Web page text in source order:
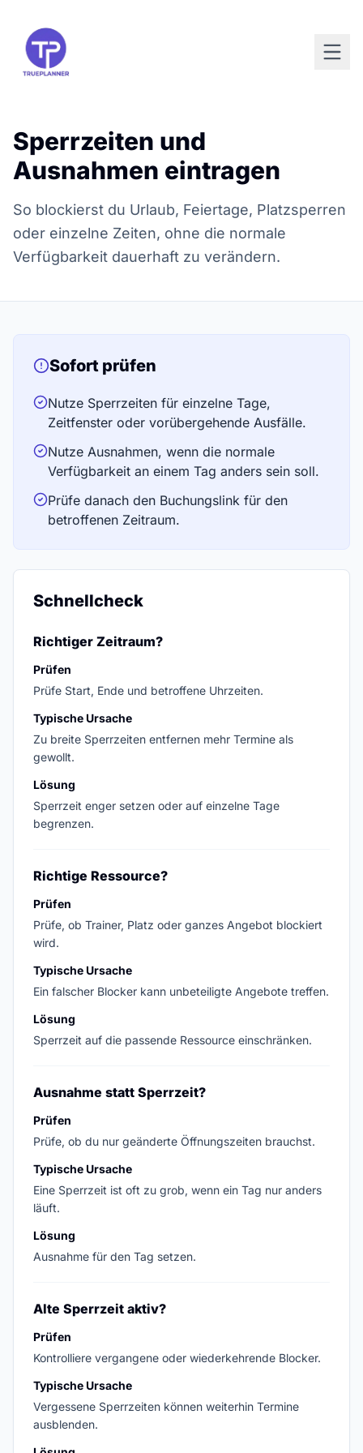
Sperrzeiten und
Ausnahmen eintragen
So blockierst du Urlaub, Feiertage, Platzsperren
oder einzelne Zeiten, ohne die normale
Verfügbarkeit dauerhaft zu verändern.
Sofort prüfen
Nutze Sperrzeiten für einzelne Tage,
Zeitfenster oder vorübergehende Ausfälle.
Nutze Ausnahmen, wenn die normale
Verfügbarkeit an einem Tag anders sein soll.
Prüfe danach den Buchungslink für den
betroffenen Zeitraum.
Schnellcheck
Richtiger Zeitraum?
Prüfen
Prüfe Start, Ende und betroffene Uhrzeiten.
Typische Ursache
Zu breite Sperrzeiten entfernen mehr Termine als
gewollt.
Lösung
Sperrzeit enger setzen oder auf einzelne Tage
begrenzen.
Richtige Ressource?
Prüfen
Prüfe, ob Trainer, Platz oder ganzes Angebot blockiert
wird.
Typische Ursache
Ein falscher Blocker kann unbeteiligte Angebote treffen.
Lösung
Sperrzeit auf die passende Ressource einschränken.
Ausnahme statt Sperrzeit?
Prüfen
Prüfe, ob du nur geänderte Öffnungszeiten brauchst.
Typische Ursache
Eine Sperrzeit ist oft zu grob, wenn ein Tag nur anders
läuft.
Lösung
Ausnahme für den Tag setzen.
Alte Sperrzeit aktiv?
Prüfen
Kontrolliere vergangene oder wiederkehrende Blocker.
Typische Ursache
Vergessene Sperrzeiten können weiterhin Termine
ausblenden.